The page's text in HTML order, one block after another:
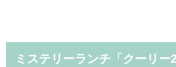
ミステリーランチ「クーリー